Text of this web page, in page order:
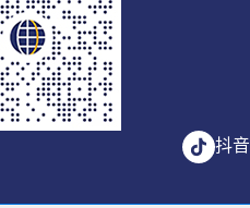
抖音